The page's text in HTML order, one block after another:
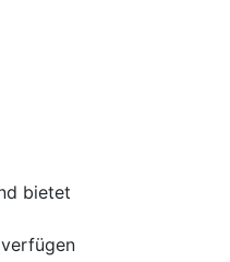
bietet